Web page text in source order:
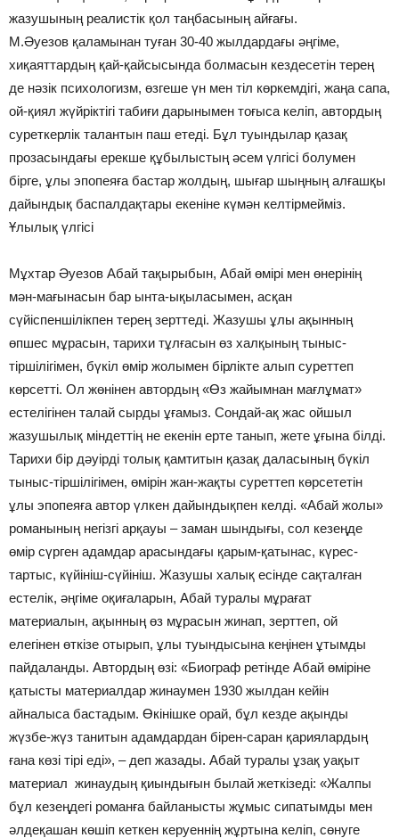
жазушының реалистік қол таңбасының айғағы.
М.Әуезов қаламынан туған 30-40 жылдардағы әңгіме,
хиқаяттардың қай-қайсысында болмасын кездесетін терең
де нәзік психологизм, өзгеше үн мен тіл көркемдігі, жаңа сапа,
ой-қиял жүйріктігі табиғи дарынымен тоғыса келіп, автордың
суреткерлік талантын паш етеді. Бұл туындылар қазақ
прозасындағы ерекше құбылыстың әсем үлгісі болумен
бірге, ұлы эпопеяға бастар жолдың, шығар шыңның алғашқы
дайындық баспалдақтары екеніне күмән келтірмейміз.
Ұлылық үлгісі
Мұхтар Әуезов Абай тақырыбын, Абай өмірі мен өнерінің
мән-мағынасын бар ынта-ықыласымен, асқан
сүйіспеншілікпен терең зерттеді. Жазушы ұлы ақынның
өпшес мұрасын, тарихи тұлғасын өз халқының тыныс-
тіршілігімен, бүкіл өмір жолымен бірлікте алып суреттеп
көрсетті. Ол жөнінен автордың «Өз жайымнан мағлұмат»
естелігінен талай сырды ұғамыз. Сондай-ақ жас ойшыл
жазушылық міндеттің не екенін ерте танып, жете ұғына білді.
Тарихи бір дәуірді толық қамтитын қазақ даласының бүкіл
тыныс-тіршілігімен, өмірін жан-жақты суреттеп көрсететін
ұлы эпопеяға автор үлкен дайындықпен келді. «Абай жолы»
романының негізгі арқауы – заман шындығы, сол кезеңде
өмір сүрген адамдар арасындағы қарым-қатынас, күрес-
тартыс, күйініш-сүйініш. Жазушы халық есінде сақталған
естелік, әңгіме оқиғаларын, Абай туралы мұрағат
материалын, ақынның өз мұрасын жинап, зерттеп, ой
елегінен өткізе отырып, ұлы туындысына кеңінен ұтымды
пайдаланды. Автордың өзі: «Биограф ретінде Абай өміріне
қатысты материалдар жинаумен 1930 жылдан кейін
айналыса бастадым. Өкінішке орай, бұл кезде ақынды
жүзбе-жүз танитын адамдардан бірен-саран қариялардың
ғана көзі тірі еді», – деп жазады. Абай туралы ұзақ уақыт
материал жинаудың қиындығын былай жеткізеді: «Жалпы
бұл кезеңдегі романға байланысты жұмыс сипатымды мен
әлдеқашан көшіп кеткен керуеннің жұртына келіп, сөнуге